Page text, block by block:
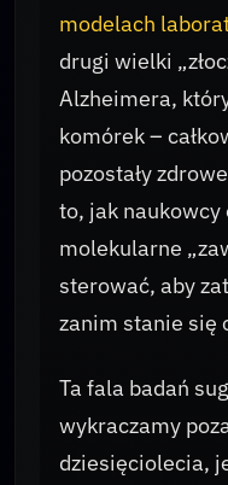
modelach
drugi wielki
Alzheimera,
komórek –
pozostały
to, jak naukowcy
molekularne
sterować, aby
zanim stanie się
Ta fala badań
wykraczamy
dziesięciolecia,